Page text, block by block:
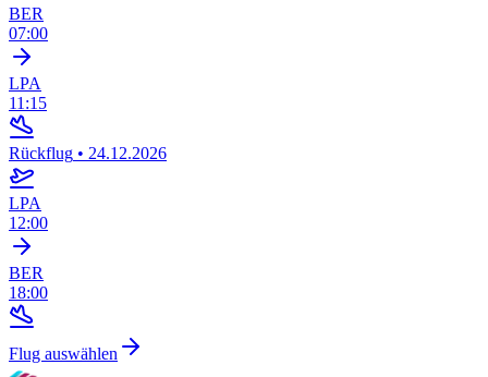
BER
07:00
LPA
11:15
Rückflug • 24.12.2026
LPA
12:00
BER
18:00
Flug auswählen